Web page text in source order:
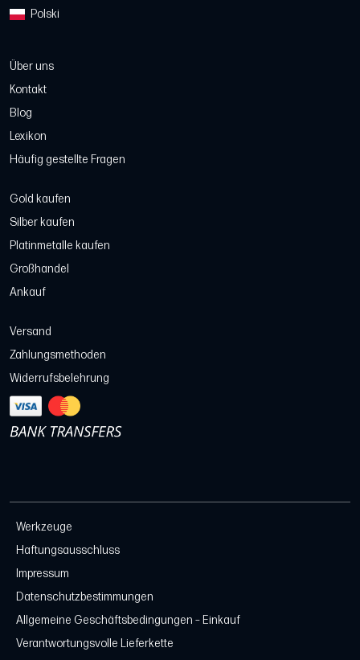
Polski
Über uns
Kontakt
Blog
Lexikon
Häufig gestellte Fragen
Gold kaufen
Silber kaufen
Platinmetalle kaufen
Großhandel
Ankauf
Versand
Zahlungsmethoden
Widerrufsbelehrung
Werkzeuge
Haftungsausschluss
Impressum
Datenschutzbestimmungen
Allgemeine Geschäftsbedingungen – Einkauf
Verantwortungsvolle Lieferkette